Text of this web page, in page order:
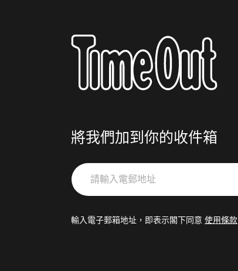
將我們加到你的收件箱
請
輸
郵
輸入電子郵箱地址，即表示閣下同意 使用條款